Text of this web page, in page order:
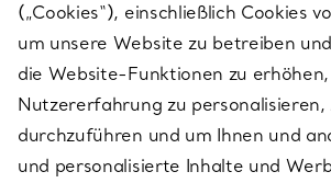
SERVICES
ÜBER TIFFANY & CO.
(„Cookies“), einschließlich Cookies
um unsere Website zu betreiben
die Website-Funktionen zu
Nutzererfahrung zu personalisieren,
durchzuführen und um Ihnen und
und personalisierte Inhalte und